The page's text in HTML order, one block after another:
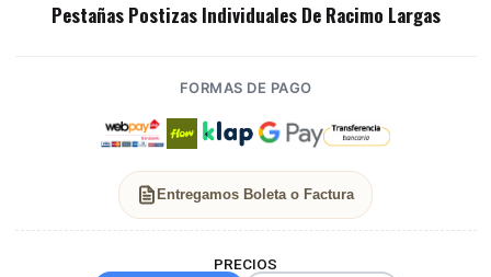
Pestañas Postizas Individuales De Racimo Largas
FORMAS DE PAGO
Entregamos Boleta o Factura
PRECIOS